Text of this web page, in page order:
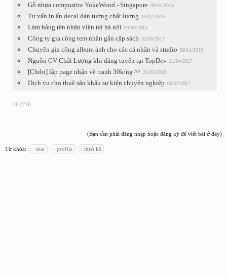
Gỗ nhựa compostite YokaWood - Singapore 08/01/2018
Tư vấn in ấn decal dán tường chất lượng 14/07/2016
Làm bảng tên nhân viên tại hà nội 03/09/2015
Công ty gia công tem nhãn gắn cặp sách 31/05/2017
Chuyên gia công album ảnh cho các cá nhân và studio 08/11/2013
Nguồn CV Chất Lượng khi đăng tuyển tại TopDev 21/04/2017
[Chibi] lập page nhận vẽ tranh 30k/ng ^^ 23/05/2013
Dịch vụ cho thuê sân khấu sự kiện chuyên nghiệp 06/07/2017
16/2/16
(Bạn cần phải đăng nhập hoặc đăng ký để viết bài ở đây)
Từ khóa: istar profile thiết kế